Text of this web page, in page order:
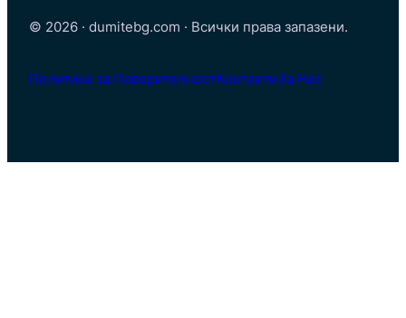
© 2026 · dumitebg.com · Всички права запазени.
Политика за ПоверителностКонтактиЗа Нас